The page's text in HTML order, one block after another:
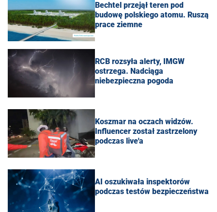
Bechtel przejął teren pod
budowę polskiego atomu. Ruszą
prace ziemne
RCB rozsyła alerty, IMGW
ostrzega. Nadciąga
niebezpieczna pogoda
Koszmar na oczach widzów.
Influencer został zastrzelony
podczas live'a
AI oszukiwała inspektorów
podczas testów bezpieczeństwa